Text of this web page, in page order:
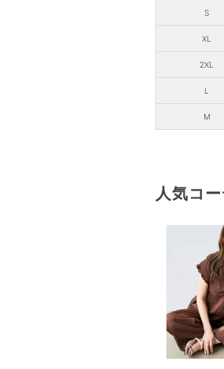
S
XL
2XL
L
M
人気コ